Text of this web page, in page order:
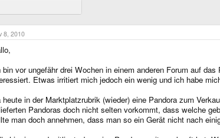
8, 2010
bin vor ungefähr drei Wochen in einem anderen Forum auf
Etwas irritiert mich jedoch ein wenig und ich habe
heute in der Marktplatzrubrik (wieder) eine Pandora zum
Pandoras doch nicht selten vorkommt, dass welche
man doch annehmen, dass man so ein Gerät nicht nach